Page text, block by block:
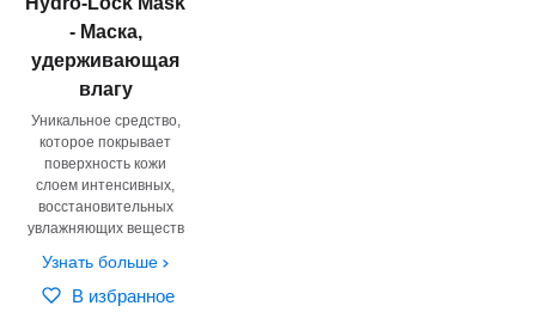
- Маска,
удерживающая
влагу
Уникальное средство,
которое покрывает
поверхность кожи
слоем интенсивных,
восстановительных
увлажняющих веществ
Узнать больше
В избранное